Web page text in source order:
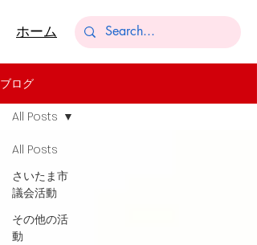
​ホーム
ブログ
All Posts
さいたま市
議会活動
その他の活
動
All Posts